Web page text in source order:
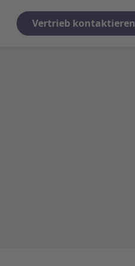
Vertrieb kontaktieren